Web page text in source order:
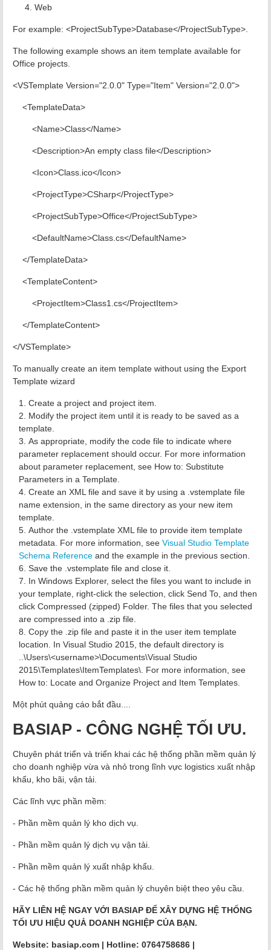
Web
For example: <ProjectSubType>Database</ProjectSubType>.
The following example shows an item template available for
Office projects.
<VSTemplate Version="2.0.0" Type="Item" Version="2.0.0">
<TemplateData>
<Name>Class</Name>
<Description>An empty class file</Description>
<Icon>Class.ico</Icon>
<ProjectType>CSharp</ProjectType>
<ProjectSubType>Office</ProjectSubType>
<DefaultName>Class.cs</DefaultName>
</TemplateData>
<TemplateContent>
<ProjectItem>Class1.cs</ProjectItem>
</TemplateContent>
</VSTemplate>
To manually create an item template without using the Export
Template wizard
Create a project and project item.
Modify the project item until it is ready to be saved as a
template.
As appropriate, modify the code file to indicate where
parameter replacement should occur. For more information
about parameter replacement, see How to: Substitute
Parameters in a Template.
Create an XML file and save it by using a .vstemplate file
name extension, in the same directory as your new item
template.
Author the .vstemplate XML file to provide item template
metadata. For more information, see Visual Studio Template
Schema Reference and the example in the previous section.
Save the .vstemplate file and close it.
In Windows Explorer, select the files you want to include in
your template, right-click the selection, click Send To, and then
click Compressed (zipped) Folder. The files that you selected
are compressed into a .zip file.
Copy the .zip file and paste it in the user item template
location. In Visual Studio 2015, the default directory is
..\Users\<username>\Documents\Visual Studio
2015\Templates\ItemTemplates\. For more information, see
How to: Locate and Organize Project and Item Templates.
Một phút quảng cáo bắt đầu....
BASIAP - CÔNG NGHỆ TỐI ƯU.
Chuyên phát triển và triển khai các hệ thống phần mềm quản lý
cho doanh nghiệp vừa và nhỏ trong lĩnh vực logistics xuất nhập
khẩu, kho bãi, vận tải.
Các lĩnh vực phần mềm:
- Phần mềm quản lý kho dịch vụ.
- Phần mềm quản lý dịch vụ vận tải.
- Phần mềm quản lý xuất nhập khẩu.
- Các hệ thống phần mềm quản lý chuyên biệt theo yêu cầu.
HÃY LIÊN HỆ NGAY VỚI BASIAP ĐỂ XÂY DỰNG HỆ THỐNG
TỐI ƯU HIỆU QUẢ DOANH NGHIỆP CỦA BẠN.
Website: basiap.com | Hotline: 0764758686 |